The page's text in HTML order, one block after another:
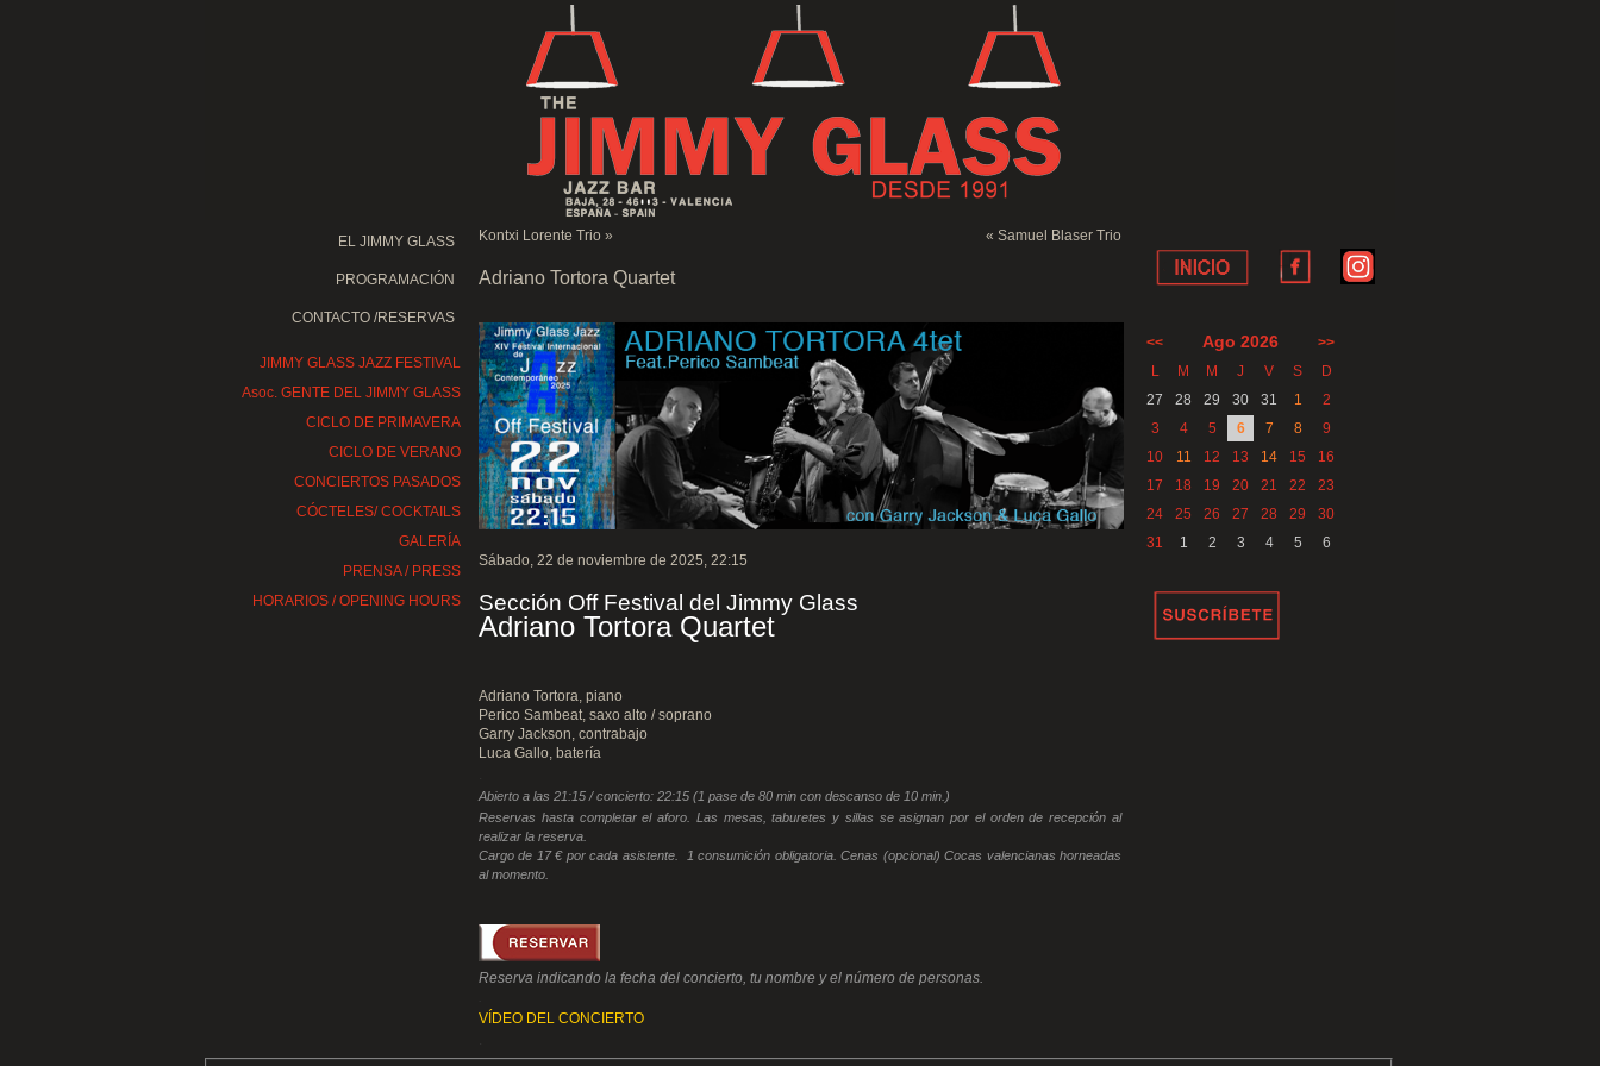
EL JIMMY GLASS
PROGRAMACIÓN
CONTACTO /RESERVAS
JIMMY GLASS JAZZ FESTIVAL
Asoc. GENTE DEL JIMMY GLASS
CICLO DE PRIMAVERA
CICLO DE VERANO
CONCIERTOS PASADOS
CÓCTELES/ COCKTAILS
GALERÍA
PRENSA / PRESS
HORARIOS / OPENING HOURS
Kontxi Lorente Trio » « Samuel Blaser Trio
Adriano Tortora Quartet
Sábado, 22 de noviembre de 2025, 22:15
Sección Off Festival del Jimmy Glass
Adriano Tortora Quartet
Adriano Tortora, piano
Perico Sambeat, saxo alto / soprano
Garry Jackson, contrabajo
Luca Gallo, batería
Abierto a las 21:15 / concierto: 22:15 (1 pase de 80 min con descanso de 10 min.)
Reservas hasta completar el aforo. Las mesas, taburetes y sillas se asignan por el orden de recepción al
realizar la reserva.
Cargo de 17 € por cada asistente. 1 consumición obligatoria. Cenas (opcional) Cocas valencianas horneadas
al momento.
Reserva indicando la fecha del concierto, tu nombre y el número de personas.
VÍDEO DEL CONCIERTO
<< Ago 2026
>>
L
M M J V S
D
27
28 29 30 31 1
2
3
4 5 6 7 8
9
10
11 12 13 14 15
16
17
18 19 20 21 22
23
24
25 26 27 28 29
30
31
1 2 3 4 5 6